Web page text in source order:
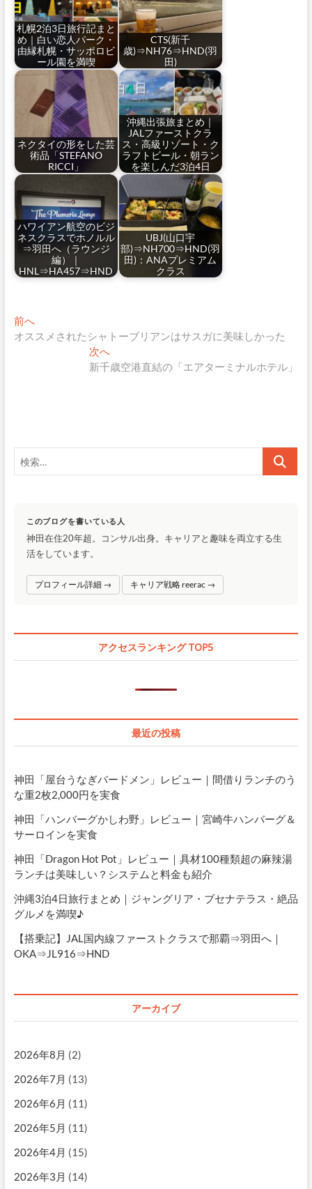
札幌2泊3日旅行記まと
め｜白い恋人パーク・
由縁札幌・サッポロビ
ール園を満喫
CTS(新千
歳)⇒NH76⇒HND(羽
田)
ネクタイの形をした芸
術品「STEFANO
RICCI」
沖縄出張旅まとめ｜
JALファーストクラ
ス・高級リゾート・ク
ラフトビール・朝ラン
を楽しんだ3泊4日
ハワイアン航空のビジ
ネスクラスでホノルル
⇒羽田へ（ラウンジ
編）｜
HNL⇒HA457⇒HND
UBJ(山口宇
部)⇒NH700⇒HND(羽
田)：ANAプレミアム
クラス
投
稿
シ
ョ
前へ過
去
オススメされたシャトーブリアンはサスガに美味しかった
次へ
の
新千歳空港直結の「エアターミナルホテル」
索…
このブログを書いている人
神田在住20年超。コンサル出身。キャリアと趣味を両立する生
活をしています。
プロフィール詳細 → キャリア戦略 reerac →
アクセスランキング TOP5
最近の投稿
神田「屋台うなぎバードメン」レビュー｜間借りランチのう
な重2枚2,000円を実食
神田「ハンバーグかしわ野」レビュー｜宮崎牛ハンバーグ＆
サーロインを実食
神田「Dragon Hot Pot」レビュー｜具材100種類超の麻辣湯
ランチは美味しい？システムと料金も紹介
沖縄3泊4日旅行まとめ｜ジャングリア・ブセナテラス・絶品
グルメを満喫♪
【搭乗記】JAL国内線ファーストクラスで那覇⇒羽田へ｜
OKA⇒JL916⇒HND
アーカイブ
2026年8月 (2)
2026年7月 (13)
2026年6月 (11)
2026年5月 (11)
2026年4月 (15)
2026年3月 (14)